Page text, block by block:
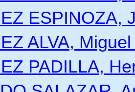
ESPINOZA,
ALVA, Miguel
PADILLA,